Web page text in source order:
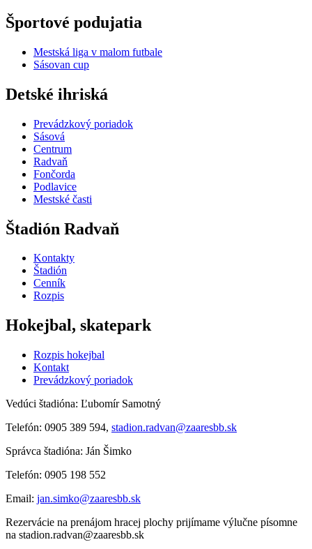
Športové podujatia
Mestská liga v malom futbale
Sásovan cup
Detské ihriská
Prevádzkový poriadok
Sásová
Centrum
Radvaň
Fončorda
Podlavice
Mestské časti
Štadión Radvaň
Kontakty
Štadión
Cenník
Rozpis
Hokejbal, skatepark
Rozpis hokejbal
Kontakt
Prevádzkový poriadok
Vedúci štadióna: Ľubomír Samotný
Telefón: 0905 389 594, stadion.radvan@zaaresbb.sk
Správca štadióna: Ján Šimko
Telefón: 0905 198 552
Email: jan.simko@zaaresbb.sk
Rezervácie na prenájom hracej plochy prijímame výlučne písomne
na stadion.radvan@zaaresbb.sk